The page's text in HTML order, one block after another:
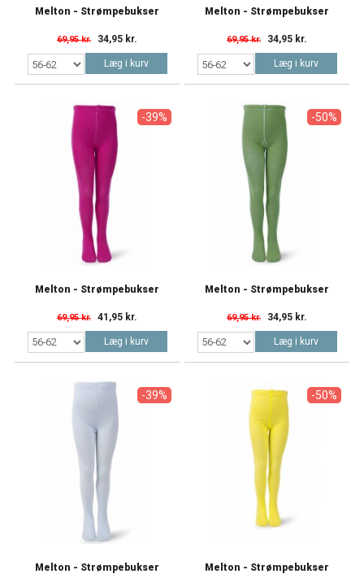
Melton - Strømpebukser
69,95 kr. 34,95 kr.
Læg i kurv
Melton - Strømpebukser
69,95 kr. 34,95 kr.
Læg i kurv
-39%
Melton - Strømpebukser
69,95 kr. 41,95 kr.
Læg i kurv
-50%
Melton - Strømpebukser
69,95 kr. 34,95 kr.
Læg i kurv
-39%
Melton - Strømpebukser
-50%
Melton - Strømpebukser